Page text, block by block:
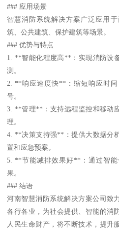
### 应用场景
智慧消防系统解决方案广泛应用
筑、公共建筑、保护建筑等场景。
### 优势与特点
1. **智能化程度高**：实现消防设
测。
2. **响应速度快**：缩短响应时
号。
3. **管理**：支持远程监控和移动
理。
4. **决策支持强**：提供大数据分
置和应急预案。
5. **节能减排效果好**：通过智
果。
### 结语
河南智慧消防系统解决方案公司致
各行各业，为社会提供、智能的消
人民生命财产，将不断技术，提升